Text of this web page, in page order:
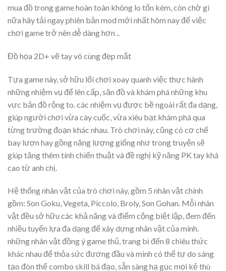
mua đồ trong game hoàn toàn không lo tốn kém, còn chờ gì
nữa hãy tải ngay phiên bản mod mới nhất hôm nay để việc
chơi game trở nên dễ dàng hơn ..
Đồ họa 2D+ vẽ tay vô cùng đẹp mắt
Tựa game này, sở hữu lối chơi xoay quanh việc thực hành
những nhiệm vụ để lên cấp, săn đồ và khám phá những khu
vực bản đồ rộng to. các nhiệm vụ được bề ngoài rất đa dạng,
giúp người chơi vừa cày cuốc, vừa xiêu bạt khám phá qua
từng trường đoạn khác nhau. Trò chơi này, cũng có cơ chế
bay lượn hay gồng năng lượng giống như trong truyện sẽ
giúp tăng thêm tính chiến thuật và đề nghị kỹ năng PK tay khá
cao từ anh chị.
Hệ thống nhân vật của trò chơi này, gồm 5 nhân vật chính
gồm: Son Goku, Vegeta, Piccolo, Broly, Son Gohan. Mỗi nhân
vật đều sở hữu các khả năng và điểm cộng biệt lập, đem đến
nhiều tuyển lựa đa dạng để xây dựng nhân vật của mình.
những nhân vật đồng ý game thủ, trang bị đến 8 chiêu thức
khác nhau để thỏa sức đương đầu và mình có thể tự do sáng
tạo đòn thế combo skill bá đạo, sẵn sàng hạ gục mọi kẻ thù